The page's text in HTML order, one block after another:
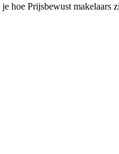
hoe Prijsbewust makelaars